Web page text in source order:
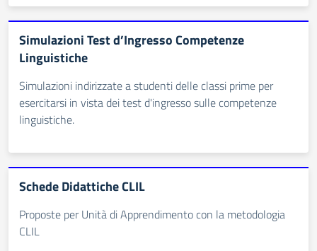
Simulazioni Test d’Ingresso Competenze
Linguistiche
Simulazioni indirizzate a studenti delle classi prime per
esercitarsi in vista dei test d'ingresso sulle competenze
linguistiche.
Schede Didattiche CLIL
Proposte per Unità di Apprendimento con la metodologia
CLIL